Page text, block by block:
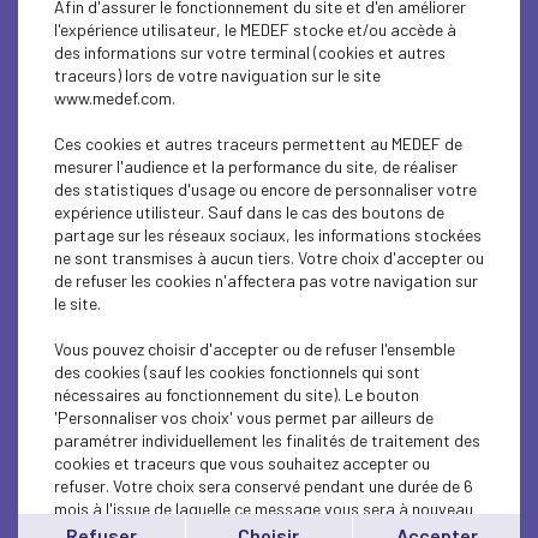
INTERNATIONAL - EUROPE
INTERNATIONAL - EUROPE
ECONOMY
ECONOMY
INTERNATIONAL - EUROPE
ECONOMY
ECONOMY
INTERNATIONAL - EUROPE
INTERNATIONAL - EUROPE
Afin d'assurer le fonctionnement du site et d'en améliorer
l'expérience utilisateur, le MEDEF stocke et/ou accède à
des informations sur votre terminal (cookies et autres
traceurs) lors de votre naviguation sur le site
www.medef.com.
Ces cookies et autres traceurs permettent au MEDEF de
mesurer l'audience et la performance du site, de réaliser
des statistiques d'usage ou encore de personnaliser votre
expérience utilisteur. Sauf dans le cas des boutons de
partage sur les réseaux sociaux, les informations stockées
ne sont transmises à aucun tiers. Votre choix d'accepter ou
de refuser les cookies n'affectera pas votre navigation sur
le site.
Vous pouvez choisir d'accepter ou de refuser l'ensemble
des cookies (sauf les cookies fonctionnels qui sont
nécessaires au fonctionnement du site). Le bouton
'Personnaliser vos choix' vous permet par ailleurs de
paramétrer individuellement les finalités de traitement des
cookies et traceurs que vous souhaitez accepter ou
refuser. Votre choix sera conservé pendant une durée de 6
mois à l'issue de laquelle ce message vous sera à nouveau
affiché..